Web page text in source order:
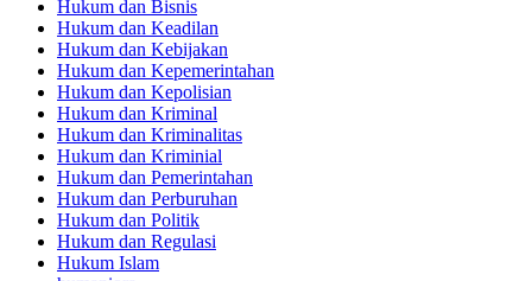
Hukum dan Bisnis
Hukum dan Keadilan
Hukum dan Kebijakan
Hukum dan Kepemerintahan
Hukum dan Kepolisian
Hukum dan Kriminal
Hukum dan Kriminalitas
Hukum dan Kriminial
Hukum dan Pemerintahan
Hukum dan Perburuhan
Hukum dan Politik
Hukum dan Regulasi
Hukum Islam